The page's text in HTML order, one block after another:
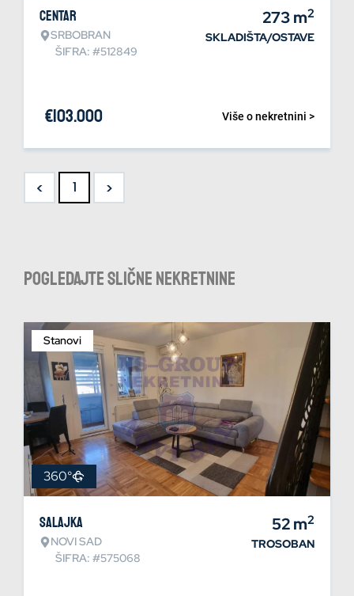
Centar
SRBOBRAN
ŠIFRA: #512849
273m2
SKLADIŠTA/OSTAVE
Više o nekretnini >
€103.000
< 1 >
Pogledajte slične nekretnine
Stanovi
360°
Salajka
NOVI SAD
ŠIFRA: #575068
52m2
TROSOBAN